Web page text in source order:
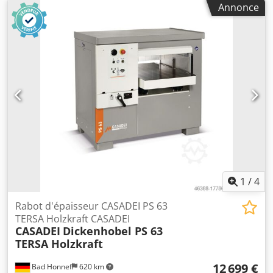
Annonce
1 /4
Bad Honnef 620 km
Rabot d'épaisseur CASADEI PS 63
TERSA Holzkraft CASADEI
CASADEI Dickenhobel PS 63
TERSA Holzkraft
12 699 €